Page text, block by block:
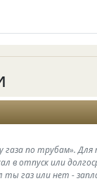
по трубам».
в отпуск или
ты газ или нет -